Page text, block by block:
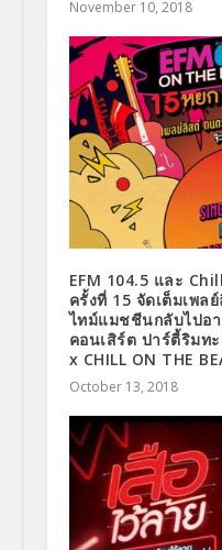
November 10, 2018
EFM 104.5 และ
ครั้งที่ 15 จัดเต็มเพ
ไทม์แมชชีนกลับไปอ
คอนเสิร์ต ปาร์ตี้ริมท
x CHILL ON THE
October 13, 2018